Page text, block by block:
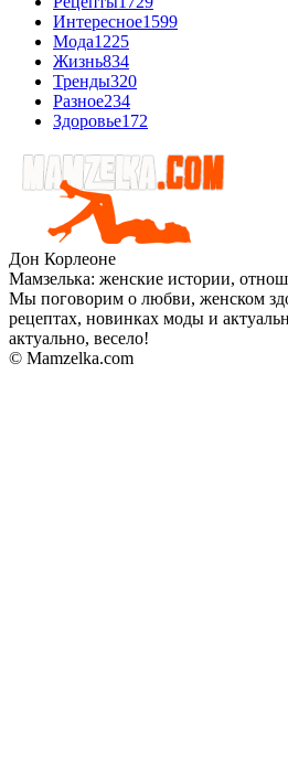
Интересное1599
Мода1225
Жизнь834
Тренды320
Разное234
Здоровье172
Дон Корлеоне
Мамзелька: женские истории,
Мы поговорим о любви, женском
рецептах, новинках моды и
актуально, весело!
© Mamzelka.com